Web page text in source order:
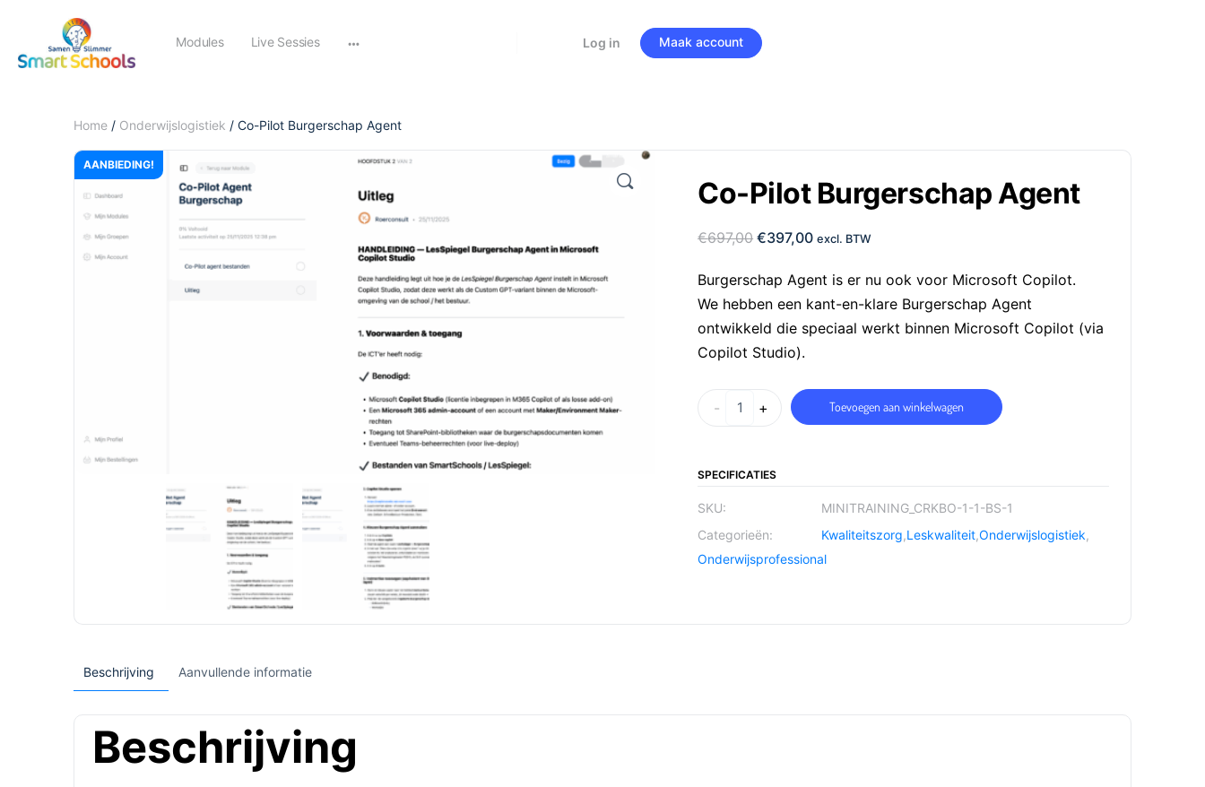
Modules Live Sessies Log in Maak account
Home / Onderwijslogistiek / Co-Pilot Burgerschap Agent
AANBIEDING!
Co-Pilot Burgerschap Agent
€697,00 €397,00 excl. BTW
Burgerschap Agent is er nu ook voor Microsoft Copilot.
We hebben een kant-en-klare Burgerschap Agent
ontwikkeld die speciaal werkt binnen Microsoft Copilot (via
Copilot Studio).
- + Toevoegen aan winkelwagen
SPECIFICATIES
SKU:
MINITRAINING_CRKBO-1-1-BS-1
Categorieën:
Kwaliteitszorg,Leskwaliteit,Onderwijslogistiek,
Onderwijsprofessional
Beschrijving Aanvullende informatie
Beschrijving